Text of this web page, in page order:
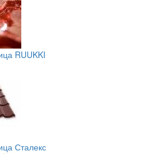
RUUKKI
Сталекс